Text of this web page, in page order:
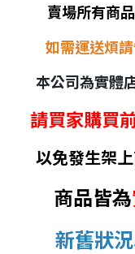
賣場所有商
如需運送煩
本公司為實體
請買家購買
以免發生架
商品皆為
新舊狀